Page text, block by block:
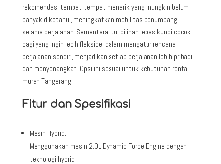
rekomendasi tempat-tempat menarik yang mungkin belum
banyak diketahui, meningkatkan mobilitas penumpang
selama perjalanan. Sementara itu, pilihan lepas kunci cocok
bagi yang ingin lebih fleksibel dalam mengatur rencana
perjalanan sendiri, menjadikan setiap perjalanan lebih pribadi
dan menyenangkan. Opsi ini sesuai untuk kebutuhan rental
murah Tangerang.
Fitur dan Spesifikasi
Mesin Hybrid:
Menggunakan mesin 2.0L Dynamic Force Engine dengan
teknologi hybrid.